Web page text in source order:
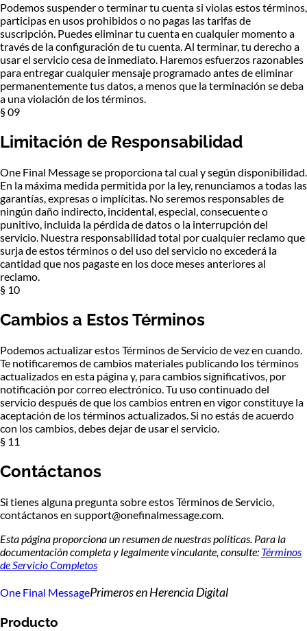
Podemos suspender o terminar tu cuenta si violas estos términos,
participas en usos prohibidos o no pagas las tarifas de
suscripción. Puedes eliminar tu cuenta en cualquier momento a
través de la configuración de tu cuenta. Al terminar, tu derecho a
usar el servicio cesa de inmediato. Haremos esfuerzos razonables
para entregar cualquier mensaje programado antes de eliminar
permanentemente tus datos, a menos que la terminación se deba
a una violación de los términos.
§ 09
Limitación de Responsabilidad
One Final Message se proporciona tal cual y según disponibilidad.
En la máxima medida permitida por la ley, renunciamos a todas las
garantías, expresas o implícitas. No seremos responsables de
ningún daño indirecto, incidental, especial, consecuente o
punitivo, incluida la pérdida de datos o la interrupción del
servicio. Nuestra responsabilidad total por cualquier reclamo que
surja de estos términos o del uso del servicio no excederá la
cantidad que nos pagaste en los doce meses anteriores al
reclamo.
§ 10
Cambios a Estos Términos
Podemos actualizar estos Términos de Servicio de vez en cuando.
Te notificaremos de cambios materiales publicando los términos
actualizados en esta página y, para cambios significativos, por
notificación por correo electrónico. Tu uso continuado del
servicio después de que los cambios entren en vigor constituye la
aceptación de los términos actualizados. Si no estás de acuerdo
con los cambios, debes dejar de usar el servicio.
§ 11
Contáctanos
Si tienes alguna pregunta sobre estos Términos de Servicio,
contáctanos en support@onefinalmessage.com.
Esta página proporciona un resumen de nuestras políticas. Para la
documentación completa y legalmente vinculante, consulte: Términos
de Servicio Completos
One Final MessagePrimeros en Herencia Digital
Producto